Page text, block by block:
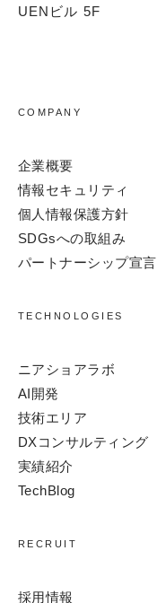
UENビル 5F
COMPANY
企業概要
情報セキュリティ
個人情報保護方針
SDGsへの取組み
パートナーシップ宣言
TECHNOLOGIES
ニアショアラボ
AI開発
技術エリア
DXコンサルティング
実績紹介
TechBlog
RECRUIT
採用情報